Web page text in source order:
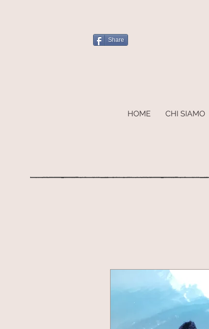
Share
HOME CHI SIAMO